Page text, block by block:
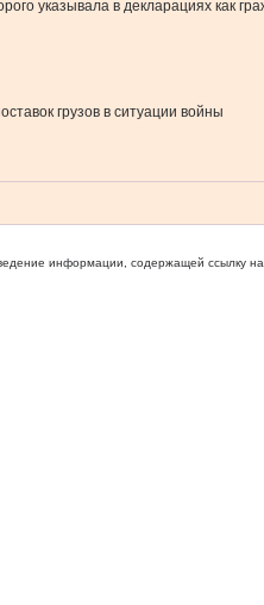
указывала в декларациях как
грузов в ситуации войны
информации, содержащей ссылку